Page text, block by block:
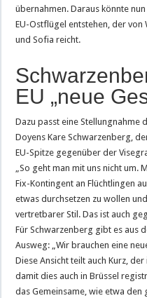
übernahmen. Daraus könnte
EU-Ostflügel entstehen, der von
und Sofia reicht.
EU „neue
Dazu passt eine Stellungnahme
Doyens Kare Schwarzenberg,
EU-Spitze gegenüber der
„So geht man mit uns nicht um.
Fix-Kontingent an Flüchtlingen
etwas durchsetzen zu wollen
vertretbarer Stil. Das ist auch
Für Schwarzenberg gibt es aus
Ausweg: „Wir brauchen eine
Diese Ansicht teilt auch Kurz,
damit dies auch in Brüssel
das Gemeinsame, wie etwa den